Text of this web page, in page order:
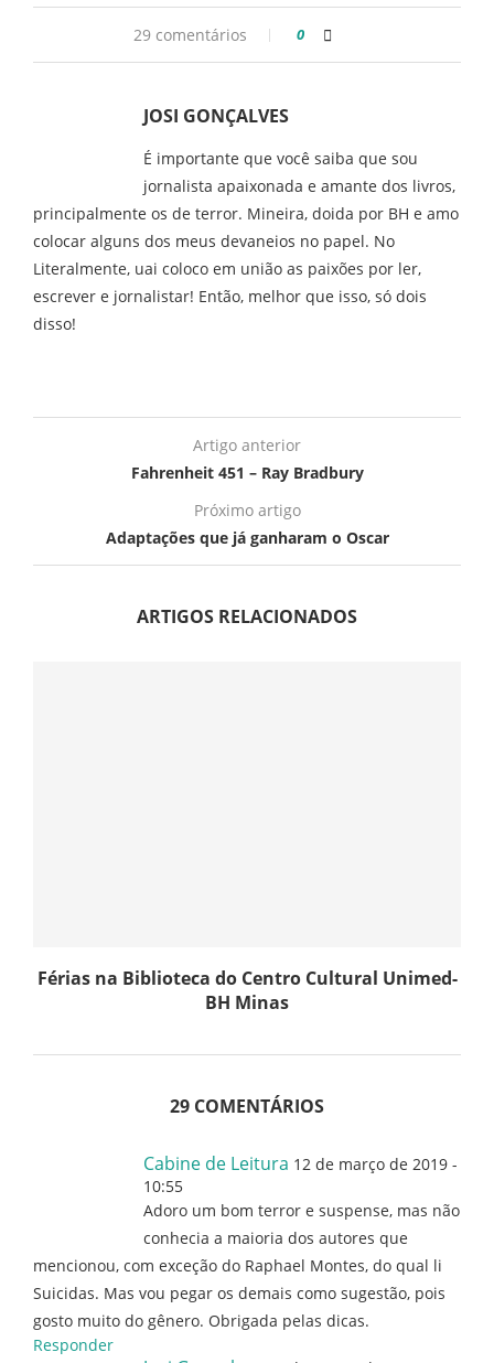
29 comentários 0
JOSI GONÇALVES
É importante que você saiba que sou
jornalista apaixonada e amante dos livros,
principalmente os de terror. Mineira, doida por BH e amo
colocar alguns dos meus devaneios no papel. No
Literalmente, uai coloco em união as paixões por ler,
escrever e jornalistar! Então, melhor que isso, só dois
disso!
Artigo anterior
Fahrenheit 451 – Ray Bradbury
Próximo artigo
Adaptações que já ganharam o Oscar
ARTIGOS RELACIONADOS
Férias na Biblioteca do Centro Cultural Unimed-
BH Minas
29 COMENTÁRIOS
Cabine de Leitura 12 de março de 2019 -
10:55
Adoro um bom terror e suspense, mas não
conhecia a maioria dos autores que
mencionou, com exceção do Raphael Montes, do qual li
Suicidas. Mas vou pegar os demais como sugestão, pois
gosto muito do gênero. Obrigada pelas dicas.
Responder